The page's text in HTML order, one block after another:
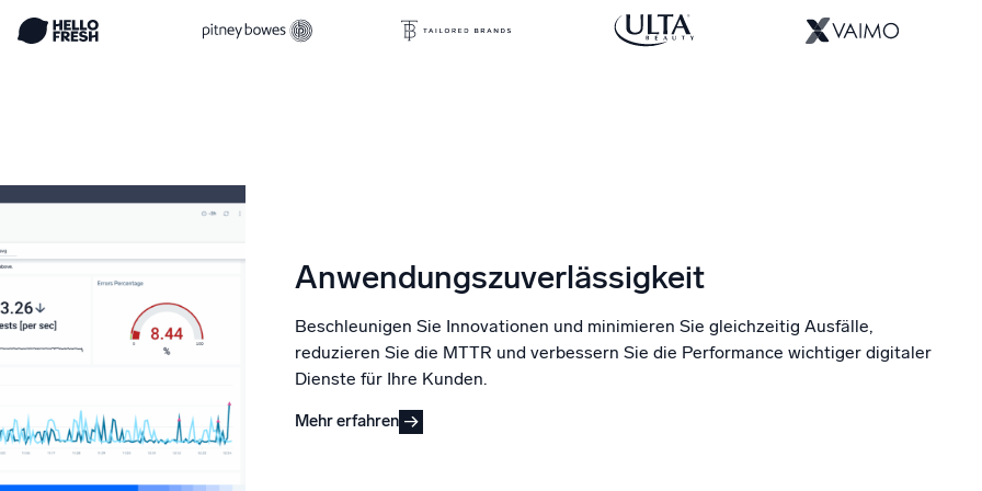
Anwendungszuverlässigkeit
Beschleunigen Sie Innovationen und minimieren Sie gleichzeitig Ausfälle,
reduzieren Sie die MTTR und verbessern Sie die Performance wichtiger digitaler
Dienste für Ihre Kunden.
Mehr erfahren